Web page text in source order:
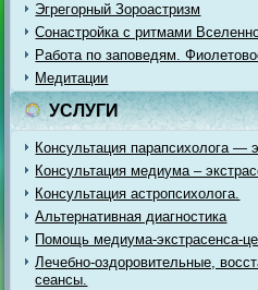
Эгрегорный Зороастризм
Сонастройка с ритмами
Работа по заповедям.
Медитации
УСЛУГИ
Консультация парапсихолога —
Консультация медиума –
Консультация астропсихолога.
Альтернативная диагностика
Помощь медиума-экстрасенса-
Лечебно-оздоровительные,
сеансы.